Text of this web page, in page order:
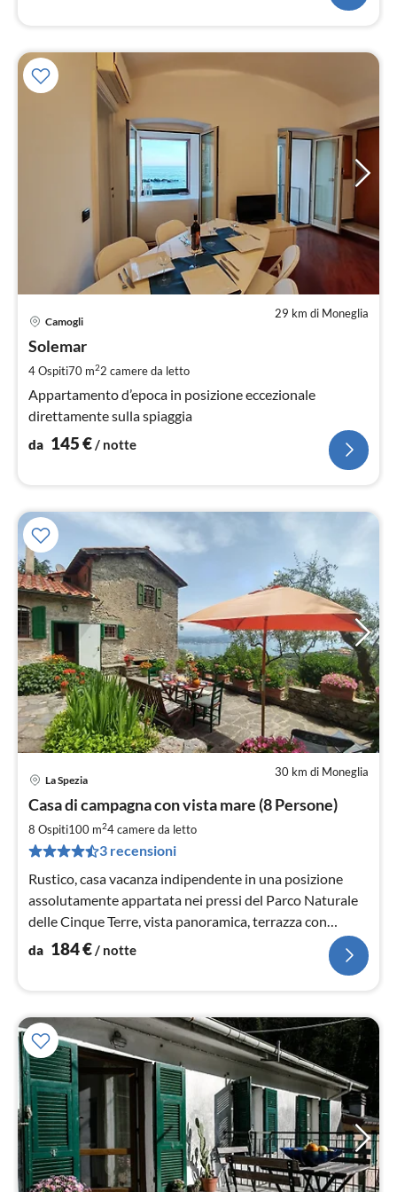
29 km di Moneglia
Camogli
Solemar
4 Ospiti70 m22 camere da letto
Appartamento d’epoca in posizione eccezionale
direttamente sulla spiaggia
da 145€/ notte
30 km di Moneglia
La Spezia
Casa di campagna con vista mare (8 Persone)
8 Ospiti100 m24camere da letto
3 recensioni
Rustico, casa vacanza indipendente in una posizione
assolutamente appartata nei pressi del Parco Naturale
delle Cinque Terre, vista panoramica, terrazza con
giardino, camino, zanzariere, barbecue, Wi-Fi, TV
da 184€/ notte